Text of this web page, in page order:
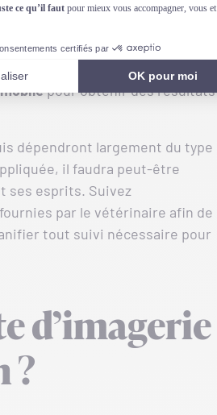
du corps de votre chien, en
rapide et non invasif ;
pour obtenir des résultats
dépendront largement du type
il faudra peut-être
ses esprits. Suivez
par le vétérinaire afin de
tout suivi nécessaire pour
d’imagerie
?